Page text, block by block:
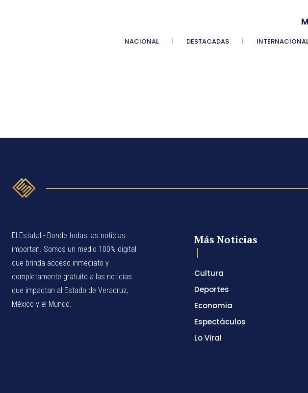
NACIONAL DESTACADAS
El Estatal - Donde todas las noticias
importan. Somos un medio 100% digital
que brinda acceso inmediato y
completamente gratuito a las noticias
que impactan al Estado de Veracruz,
México y el Mundo.
Más Noticias
Cultura
Deportes
Economia
Espectáculos
Lo Viral